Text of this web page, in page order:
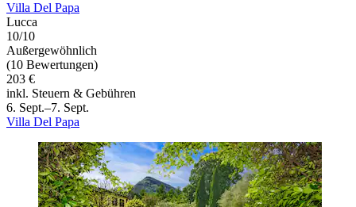
Villa Del Papa
Lucca
10/10
Außergewöhnlich
(10 Bewertungen)
203 €
inkl. Steuern & Gebühren
6. Sept.–7. Sept.
Villa Del Papa